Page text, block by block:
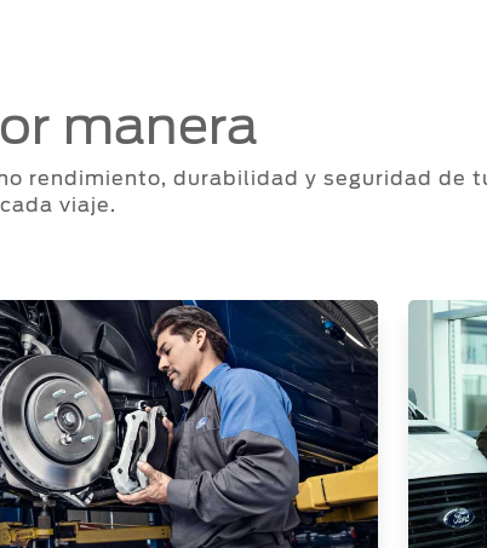
manera
rendimiento, durabilidad y seguridad de
viaje.